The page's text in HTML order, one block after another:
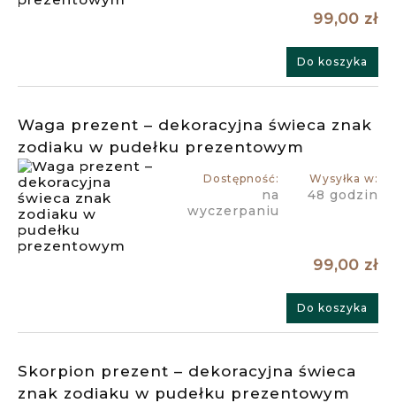
99,00 zł
Do koszyka
Waga prezent – dekoracyjna świeca znak
zodiaku w pudełku prezentowym
Dostępność:
na
wyczerpaniu
Wysyłka w:
48 godzin
99,00 zł
Do koszyka
Skorpion prezent – dekoracyjna świeca
znak zodiaku w pudełku prezentowym